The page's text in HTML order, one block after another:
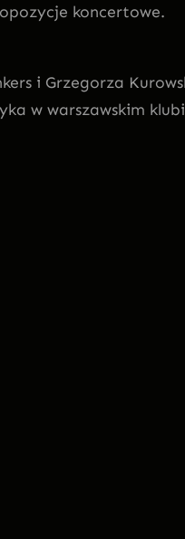
koncertowe.
i Grzegorza
w warszawskim